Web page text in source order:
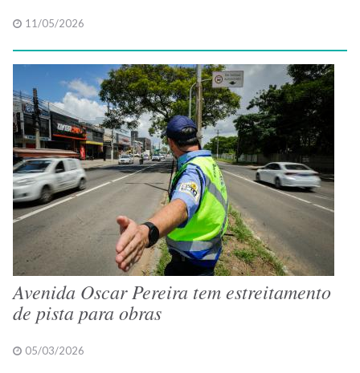
11/05/2026
Avenida Oscar Pereira tem estreitamento
de pista para obras
05/03/2026